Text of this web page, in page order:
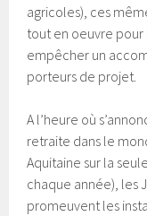
agricoles), ces
tout en oeuvre
empêcher un
porteurs de projet.
A l’heure où
retraite dans le
Aquitaine sur la
chaque année), les
promeuvent les